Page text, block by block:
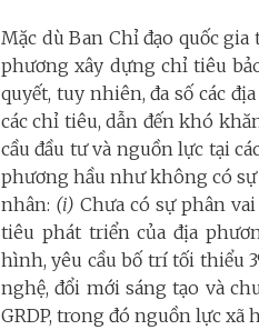
Mặc dù Ban Chỉ đạo quốc
phương xây dựng chỉ tiêu
quyết, tuy nhiên, đa số các
các chỉ tiêu, dẫn đến khó
cầu đầu tư và nguồn lực tại
phương hầu như không có
nhân: (i)Chưa có sự phân
tiêu phát triển của địa
hình, yêu cầu bố trí tối thiểu
nghệ, đổi mới sáng tạo và
GRDP, trong đó nguồn lực